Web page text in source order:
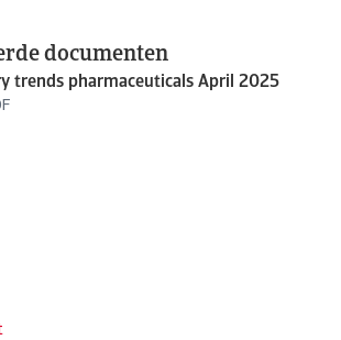
documenten
trends pharmaceuticals April 2025